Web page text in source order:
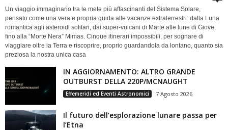
Un viaggio immaginario tra le mete più affascinanti del Sistema Solare,
pensato come una vera e propria guida alle vacanze extraterrestri: dalla Luna
romantica agli asteroidi solitari, dai super-vulcani di Marte alle lune di Giove,
fino alla “Morte Nera” Mimas. Cinque itinerari impossibili, per sognare di
viaggiare oltre la Terra e riscoprire, proprio guardandola da lontano, quanto sia
preziosa la nostra unica casa
IN AGGIORNAMENTO: ALTRO GRANDE
OUTBURST DELLA 220P/MCNAUGHT
Effemeridi ed Eventi Astronomici 7 Agosto 2026
Il futuro dell’esplorazione lunare passa per
l’Etna